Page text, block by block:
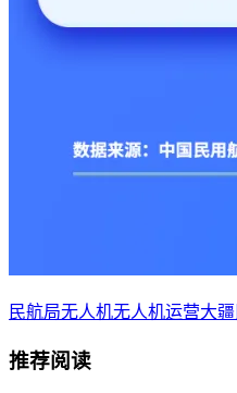
民航局无人机无人机运营大疆
推荐阅读